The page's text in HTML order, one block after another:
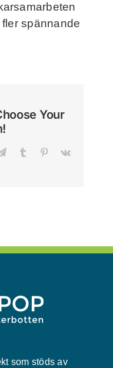
spännande
Your
TelegramTumblr Pinterest
Vk
som stöds av